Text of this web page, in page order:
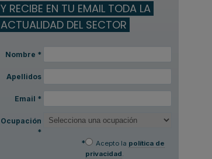
Y RECIBE EN TU EMAIL TODA LA
ACTUALIDAD DEL SECTOR
Nombre *
Apellidos
Email *
Ocupación
*
*
Acepto la política de
privacidad.